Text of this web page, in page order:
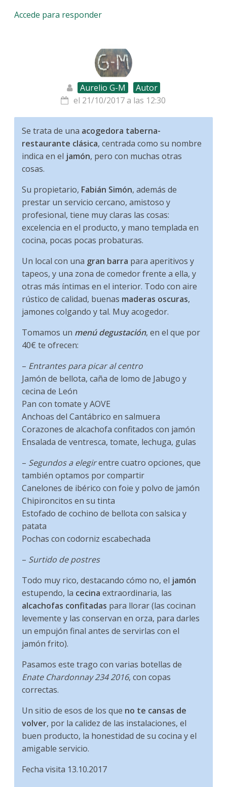
Accede para responder
Aurelio G-M
Autor
el 21/10/2017 a las 12:30
Se trata de una acogedora taberna-
restaurante clásica, centrada como su nombre
indica en el jamón, pero con muchas otras
cosas.
Su propietario, Fabián Simón, además de
prestar un servicio cercano, amistoso y
profesional, tiene muy claras las cosas:
excelencia en el producto, y mano templada en
cocina, pocas pocas probaturas.
Un local con una gran barra para aperitivos y
tapeos, y una zona de comedor frente a ella, y
otras más íntimas en el interior. Todo con aire
rústico de calidad, buenas maderas oscuras,
jamones colgando y tal. Muy acogedor.
Tomamos un menú degustación, en el que por
40€ te ofrecen:
– Entrantes para picar al centro
Jamón de bellota, caña de lomo de Jabugo y
cecina de León
Pan con tomate y AOVE
Anchoas del Cantábrico en salmuera
Corazones de alcachofa confitados con jamón
Ensalada de ventresca, tomate, lechuga, gulas
– Segundos a elegirentre cuatro opciones, que
también optamos por compartir
Canelones de ibérico con foie y polvo de jamón
Chipironcitos en su tinta
Estofado de cochino de bellota con salsica y
patata
Pochas con codorniz escabechada
– Surtido de postres
Todo muy rico, destacando cómo no, el jamón
estupendo, la cecina extraordinaria, las
alcachofas confitadas para llorar (las cocinan
levemente y las conservan en orza, para darles
un empujón final antes de servirlas con el
jamón frito).
Pasamos este trago con varias botellas de
Enate Chardonnay 234 2016, con copas
correctas.
Un sitio de esos de los que no te cansas de
volver, por la calidez de las instalaciones, el
buen producto, la honestidad de su cocina y el
amigable servicio.
Fecha visita 13.10.2017